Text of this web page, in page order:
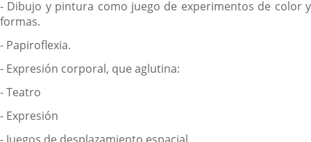
- Dibujo y pintura como juego de experimentos de color y
formas.
- Papiroflexia.
- Expresión corporal, que aglutina:
- Teatro
- Expresión